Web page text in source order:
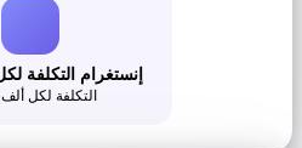
إنستغرام التكلفة
التكلفة لكل